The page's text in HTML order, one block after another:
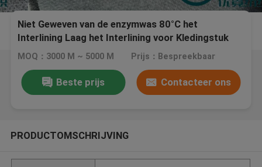
Niet Geweven van de enzymwas 80°C het
Interlining Laag het Interlining voor Kledingstuk
MOQ：3000 M ~ 5000 M Prijs：Bespreekbaar
Beste prijs Contacteer ons
PRODUCTOMSCHRIJVING